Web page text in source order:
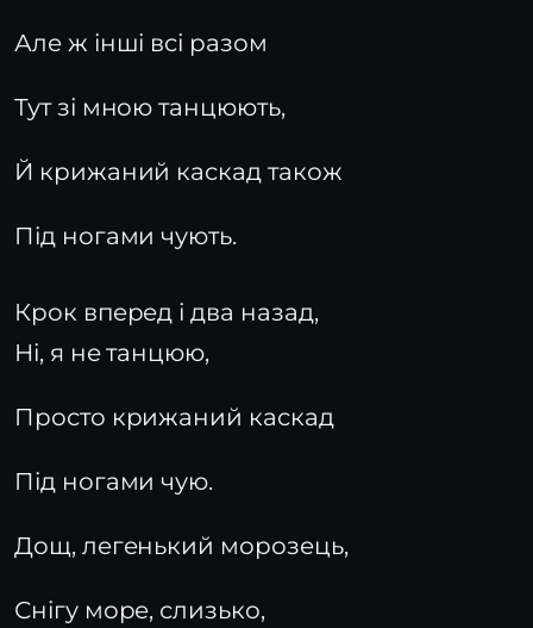
Але ж інші всі разом
Тут зі мною танцюють,
Й крижаний каскад також
Під ногами чують.
Крок вперед і два назад,
Ні, я не танцюю,
Просто крижаний каскад
Під ногами чую.
Дощ, легенький морозець,
Снігу море, слизько,